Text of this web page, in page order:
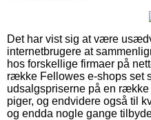
Det har vist sig at være
internetbrugere at
hos forskellige firmaer på
række Fellowes e-shops set
udsalgspriserne på en
piger, og endvidere også til
og endda nogle gange